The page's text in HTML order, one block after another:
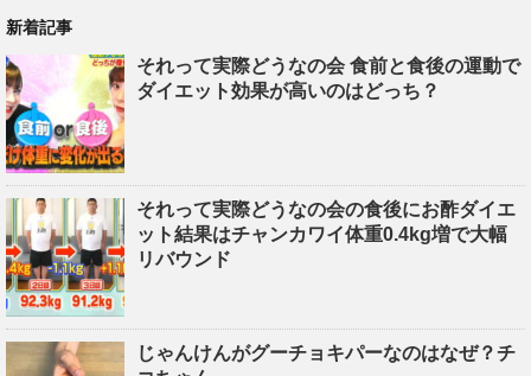
新着記事
それって実際どうなの会 食前と食後の運動で
ダイエット効果が高いのはどっち？
それって実際どうなの会の食後にお酢ダイエ
ット結果はチャンカワイ体重0.4kg増で大幅
リバウンド
じゃんけんがグーチョキパーなのはなぜ？チ